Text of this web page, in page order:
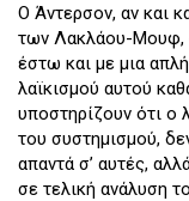
Ο Άντερσον, αν και
των Λακλάου-Μουφ,
έστω και με μια
λαϊκισμού αυτού
υποστηρίζουν ότι ο
του συστημισμού,
απαντά σ’ αυτές,
σε τελική ανάλυση